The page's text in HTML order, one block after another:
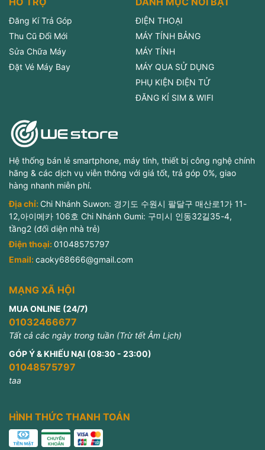
Đăng Kí Trả Góp
Thu Cũ Đổi Mới
Sửa Chữa Máy
Đặt Vé Máy Bay
ĐIỆN THOẠI
MÁY TÍNH BẢNG
MÁY TÍNH
MÁY QUA SỬ DỤNG
PHỤ KIỆN ĐIỆN TỬ
ĐĂNG KÍ SIM & WIFI
Hệ thống bán lẻ smartphone, máy tính, thiết bị công nghệ chính
hãng & các dịch vụ viễn thông với giá tốt, trả góp 0%, giao
hàng nhanh miễn phí.
Địa chỉ: Chi Nhánh Suwon: 경기도 수원시 팔달구 매산로1가 11-
12,아이메카 106호 Chi Nhánh Gumi: 구미시 인동32길35-4,
tầng2 (đối diện nhà trẻ)
Điện thoại:01048575797
Email:caoky68666@gmail.com
MẠNG XÃ HỘI
MUA ONLINE (24/7)
01032466677
Tất cả các ngày trong tuần (Trừ tết Âm Lịch)
GÓP Ý & KHIẾU NẠI (08:30 - 23:00)
01048575797
taa
HÌNH THỨC THANH TOÁN